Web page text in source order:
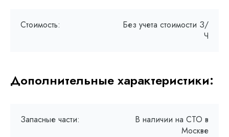
Стоимость:
Без учета стоимости З/
Ч
Дополнительные характеристики:
Запасные части:
В наличии на СТО в
Москве